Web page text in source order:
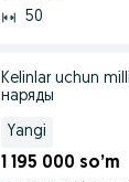
50
Kelinlar uchun
наряды
Yangi
1 195 000 so’m